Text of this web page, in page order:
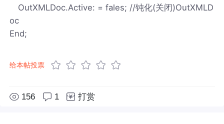
OutXMLDoc.Active: = fales; //钝化(关闭)OutXMLD
oc
End;
给本帖投票
156 1 打赏